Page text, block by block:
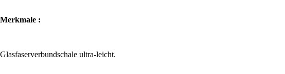
Merkmale :
Glasfaserverbundschale ultra-leicht.